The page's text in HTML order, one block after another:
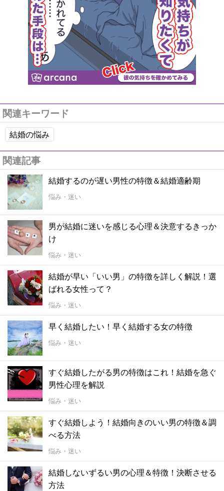
関連キーワード
結婚の悩み
関連記事
結婚するのが遅い男性の特徴＆結婚適齢期
悩み・迷い
男が結婚に迷いを感じる心理＆決意するきっか
け
悩み・迷い
結婚が早い「いい男」の特徴を詳しく解説！選
ばれる女性って？
悩み・迷い
早く結婚したい！早く結婚する女の特徴
悩み・迷い
すぐ結婚したがる男の特徴はこれ！結婚を急ぐ
男性心理を解説
悩み・迷い
すぐ結婚しよう！結婚向きのいい男の特徴＆調
べる方法
悩み・迷い
結婚しないずるい男の心理＆特徴！決断させる
方法